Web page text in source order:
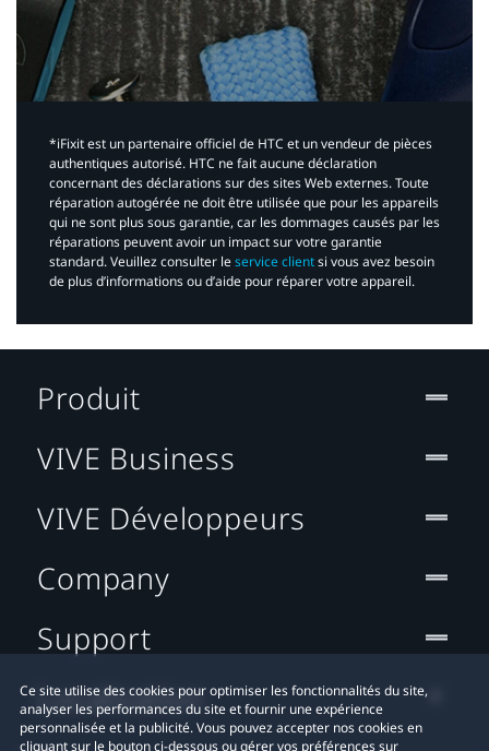
*iFixit est un partenaire officiel de HTC et un vendeur de pièces
authentiques autorisé. HTC ne fait aucune déclaration
concernant des déclarations sur des sites Web externes. Toute
réparation autogérée ne doit être utilisée que pour les appareils
qui ne sont plus sous garantie, car les dommages causés par les
réparations peuvent avoir un impact sur votre garantie
standard. Veuillez consulter leservice clientsi vous avez besoin
de plus d’informations ou d’aide pour réparer votre appareil.​
Ce site utilise des cookies pour optimiser les fonctionnalités du site,
analyser les performances du site et fournir une expérience
personnalisée et la publicité. Vous pouvez accepter nos cookies en
cliquant sur le bouton ci-dessous ou gérer vos préférences sur
Produit
VIVE Business
VIVE Développeurs
Company
Support
Localisation